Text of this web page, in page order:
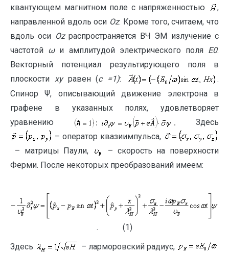
квантующем магнитном поле с напряженностью
,
направленной вдоль оси Oz. Кроме того, считаем, что
вдоль оси Ozраспространяется ВЧ ЭМ излучение с
частотой ωи амплитудой электрического поля E0.
Векторный потенциал результирующего поля в
плоскости xyравен (c =1):
.
Спинор Ψ, описывающий движение электрона в
графене в указанных полях, удовлетворяет
уравнению
Здесь
– оператор квазиимпульса,
– матрицы Паули,
– скорость на поверхности
Ферми. После некоторых преобразований имеем:
. (1)
Здесь
– ларморовский радиус,